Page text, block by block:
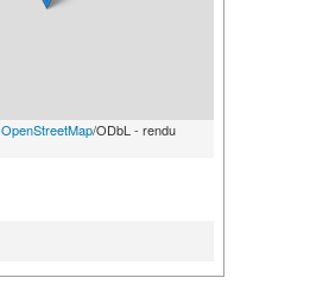
OpenStreetMap/ODbL - rendu